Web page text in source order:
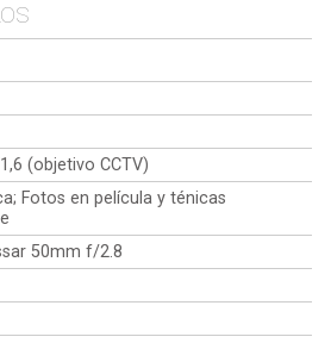
(objetivo CCTV)
Fotos en película y ténicas
50mm f/2.8